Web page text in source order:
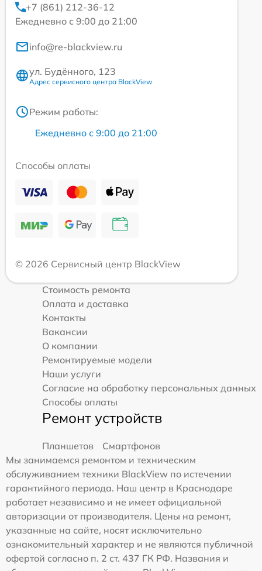
+7 (861) 212-36-12
Ежедневно с 9:00 до 21:00
info@re-blackview.ru
ул. Будённого, 123
Адрес сервисного центра BlackView
Режим работы:
Ежедневно с 9:00 до 21:00
Способы оплаты
© 2026 Сервисный центр BlackView
Стоимость ремонта
Оплата и доставка
Контакты
Вакансии
О компании
Ремонтируемые модели
Наши услуги
Согласие на обработку персональных данных
Способы оплаты
Ремонт устройств
Планшетов
Смартфонов
Мы занимаемся ремонтом и техническим
обслуживанием техники BlackView по истечении
гарантийного периода. Наш центр в Краснодаре
работает независимо и не имеет официальной
авторизации от производителя. Цены на ремонт,
указанные на сайте, носят исключительно
ознакомительный характер и не являются публичной
офертой согласно п. 2 ст. 437 ГК РФ. Названия и